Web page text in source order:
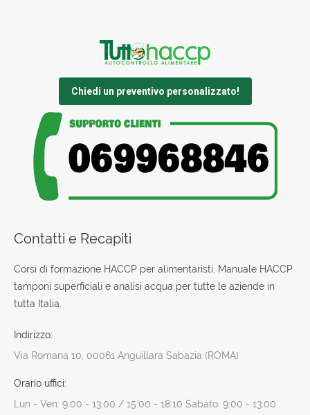
Chiedi un preventivo personalizzato!
Contatti e Recapiti
Corsi di formazione HACCP per alimentaristi, Manuale HACCP
tamponi superficiali e analisi acqua per tutte le aziende in
tutta Italia.
Indirizzo:
Via Romana 10, 00061 Anguillara Sabazia (ROMA)
Orario uffici:
Lun - Ven: 9:00 - 13:00 / 15:00 - 18:10 Sabato: 9:00 - 13:00